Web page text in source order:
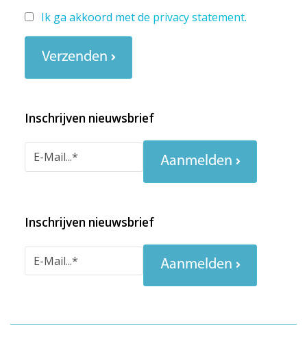
Ik ga akkoord met de privacy statement.
Verzenden
Inschrijven nieuwsbrief
Aanmelden
Inschrijven nieuwsbrief
Aanmelden